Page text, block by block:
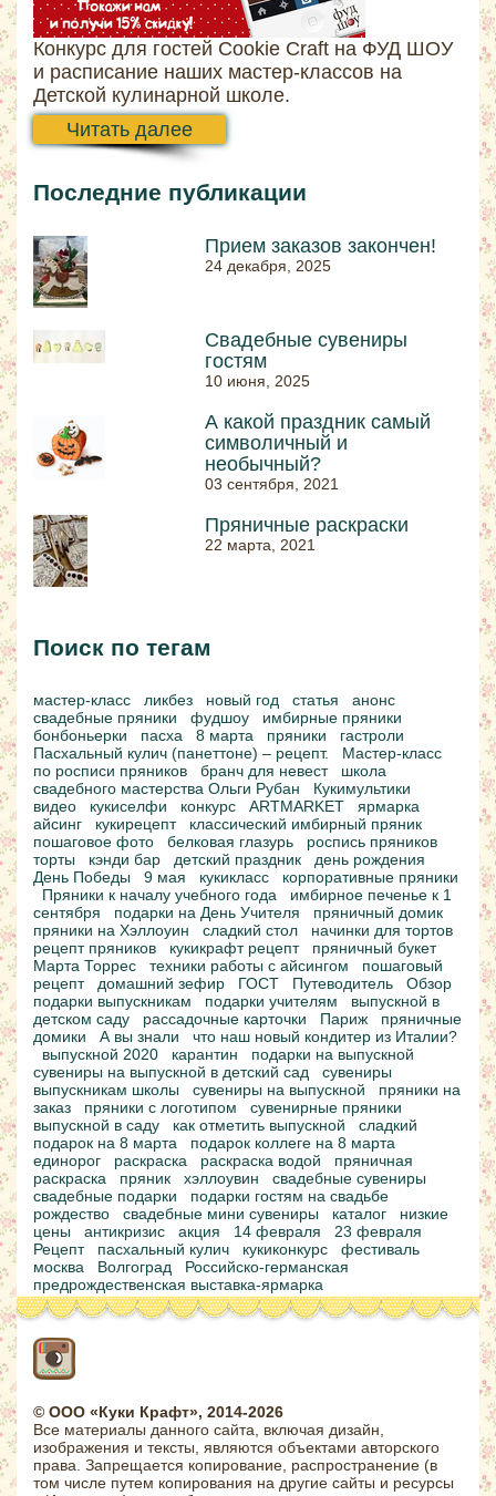
Конкурс для гостей Cookie Craft на ФУД ШОУ
и расписание наших мастер-классов на
Детской кулинарной школе.
Читать далее
Последние публикации
Прием заказов закончен!
24 декабря, 2025
Свадебные сувениры
гостям
10 июня, 2025
А какой праздник самый
символичный и
необычный?
03 сентября, 2021
Пряничные раскраски
22 марта, 2021
Поиск по тегам
мастер-класс ликбез новый год статья
анонс
свадебные пряники
фудшоу
имбирные пряники
бонбоньерки
пасха 8 марта пряники
гастроли
Пасхальный кулич (панеттоне) – рецепт.
Мастер-класс
по росписи пряников
бранч для невест
школа
свадебного мастерства Ольги Рубан
Кукимультики
видео
кукиселфи конкурс ARTMARKET
ярмарка
айсинг
кукирецепт
классический имбирный пряник
пошаговое фото
белковая глазурь
роспись пряников
торты
кэнди бар детский праздник
день рождения
День Победы
9 мая кукикласс
корпоративные пряники
Пряники к началу учебного года
имбирное печенье к 1
сентября
подарки на День Учителя
пряничный домик
пряники на Хэллоуин
сладкий стол
начинки для тортов
рецепт пряников
кукикрафт рецепт
пряничный букет
Марта Торрес
техники работы с айсингом
пошаговый
рецепт
домашний зефир ГОСТ Путеводитель
Обзор
подарки выпускникам
подарки учителям
выпускной в
детском саду
рассадочные карточки Париж
пряничные
домики
А вы знали
что наш новый кондитер из Италии?
выпускной 2020
карантин
подарки на выпускной
сувениры на выпускной в детский сад
сувениры
выпускникам школы
сувениры на выпускной
пряники на
заказ
пряники с логотипом
сувенирные пряники
выпускной в саду
как отметить выпускной
сладкий
подарок на 8 марта
подарок коллеге на 8 марта
единорог
раскраска раскраска водой
пряничная
раскраска
пряник хэллоувин
свадебные сувениры
свадебные подарки
подарки гостям на свадьбе
рождество
свадебные мини сувениры каталог
низкие
цены
антикризис акция 14 февраля
23 февраля
Рецепт
пасхальный кулич кукиконкурс
фестиваль
москва
Волгоград
Российско-германская
предрождественская выставка-ярмарка
© ООО «Куки Крафт», 2014-2026
Все материалы данного сайта, включая дизайн,
изображения и тексты, являются объектами авторского
права. Запрещается копирование, распространение (в
том числе путем копирования на другие сайты и ресурсы